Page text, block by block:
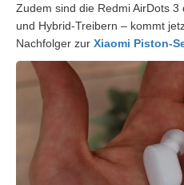
Zudem sind die Redmi AirDots
und Hybrid-Treibern – kommt
Nachfolger zur Xiaomi Piston-